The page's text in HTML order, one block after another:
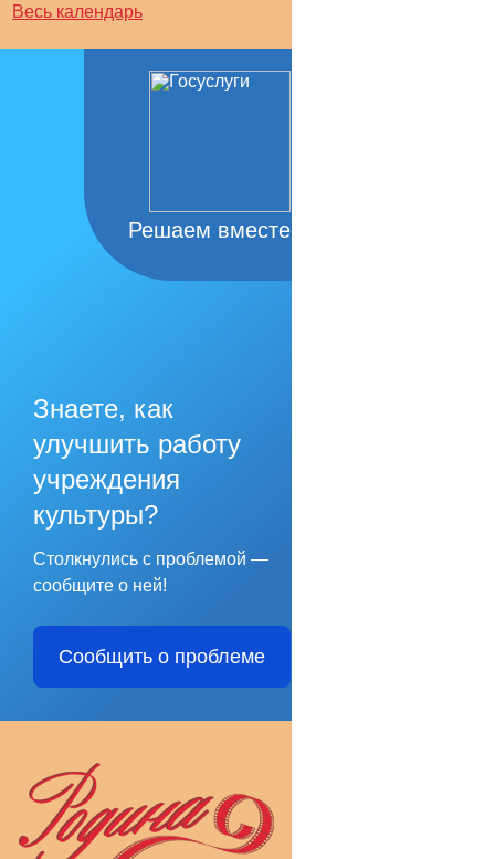
Весь календарь
Решаем вместе
Знаете, как
улучшить работу
учреждения
культуры?
Столкнулись с проблемой —
сообщите о ней!
Сообщить о проблеме